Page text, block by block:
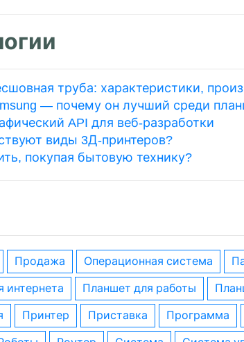
труба: характеристики,
— почему он лучший среди
API для веб-разработки
виды 3Д-принтеров?
покупая бытовую технику?
Продажа операционная система
интернета планшет для работы
принтер приставка программа